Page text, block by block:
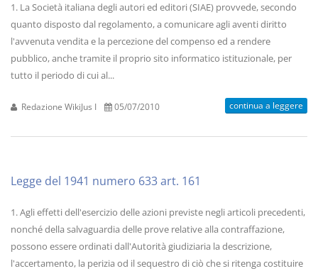
1. La Società italiana degli autori ed editori (SIAE) provvede, secondo
quanto disposto dal regolamento, a comunicare agli aventi diritto
l'avvenuta vendita e la percezione del compenso ed a rendere
pubblico, anche tramite il proprio sito informatico istituzionale, per
tutto il periodo di cui al...
Redazione WikiJus I 05/07/2010 continua a leggere
Legge del 1941 numero 633 art. 161
1. Agli effetti dell'esercizio delle azioni previste negli articoli precedenti,
nonché della salvaguardia delle prove relative alla contraffazione,
possono essere ordinati dall'Autorità giudiziaria la descrizione,
l'accertamento, la perizia od il sequestro di ciò che si ritenga costituire